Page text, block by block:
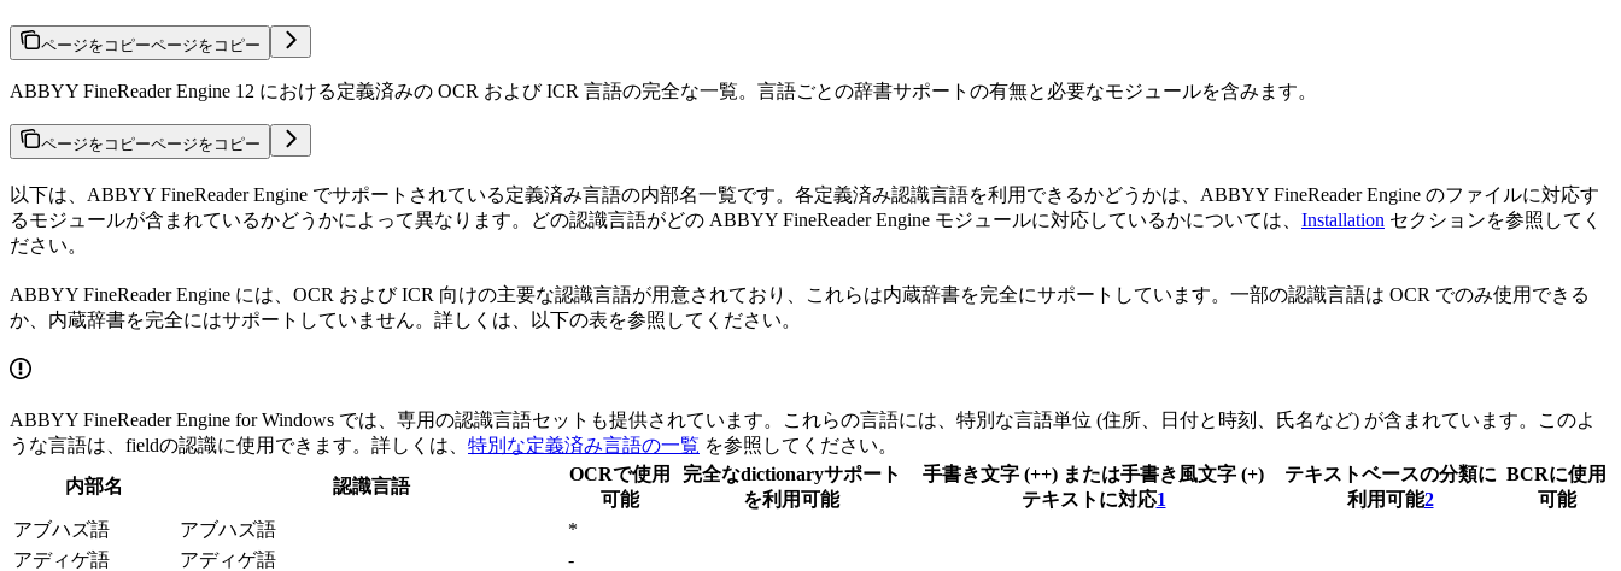
ページをコピーページをコピー
ABBYY FineReader Engine 12 における定義済みの OCR および ICR 言語の完全な一覧。言語ごとの辞書サポートの有無と必要なモジュールを含みます。
ページをコピーページをコピー
以下は、ABBYY FineReader Engine でサポートされている定義済み言語の内部名一覧です。各定義済み認識言語を利用できるかどうかは、ABBYY FineReader Engine のファイルに対応す
るモジュールが含まれているかどうかによって異なります。どの認識言語がどの ABBYY FineReader Engine モジュールに対応しているかについては、 Installation セクションを参照してく
ださい。
ABBYY FineReader Engine には、OCR および ICR 向けの主要な認識言語が用意されており、これらは内蔵辞書を完全にサポートしています。一部の認識言語は OCR でのみ使用できる
か、内蔵辞書を完全にはサポートしていません。詳しくは、以下の表を参照してください。
ABBYY FineReader Engine for Windows では、専用の認識言語セットも提供されています。これらの言語には、特別な言語単位 (住所、日付と時刻、氏名など) が含まれています。このよ
うな言語は、fieldの認識に使用できます。詳しくは、 特別な定義済み言語の一覧 を参照してください。
内部名
認識言語
OCRで使用
可能
完全なdictionaryサポート
を利用可能
手書き文字 (++) または手書き風文字 (+)
テキストに対応1
テキストベースの分類に
利用可能2
BCRに使用
可能
アブハズ語
アブハズ語
*
アディゲ語
アディゲ語
-